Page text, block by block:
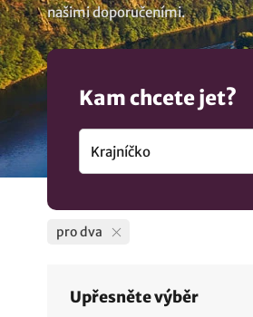
našimi doporučeními.
Kam chcete jet?
pro dva
Upřesněte výběr